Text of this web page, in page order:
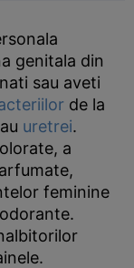
genitala din
sau aveti
de la
uretrei.
a
feminine